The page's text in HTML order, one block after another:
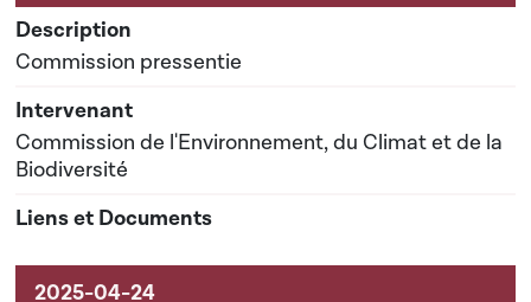
Commission pressentie
Commission de l'Environnement, du Climat et de la
Biodiversité